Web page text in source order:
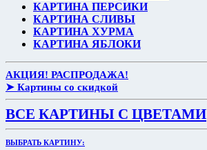
КАРТИНА ПЕРСИКИ
КАРТИНА СЛИВЫ
КАРТИНА ХУРМА
КАРТИНА ЯБЛОКИ
АКЦИЯ! РАСПРОДАЖА!
➤ Картины со скидкой
ВСЕ КАРТИНЫ С ЦВЕТАМИ
ВЫБРАТЬ КАРТИНУ: